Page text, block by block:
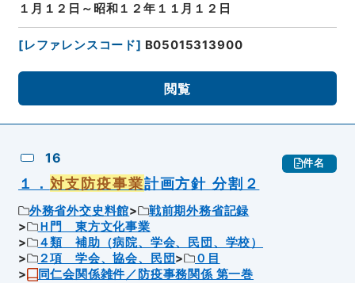
１月１２日～昭和１２年１１月１２日
[レファレンスコード] B05015313900
閲覧
16 件名
１． 対支防疫事業計画方針 分割２
外務省外交史料館
戦前期外務省記録
Ｈ門 東方文化事業
４類 補助（病院、学会、民団、学校）
２項 学会、協会、民団
０目
同仁会関係雑件／防疫事務関係 第一巻